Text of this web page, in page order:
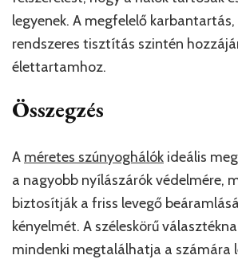
legyenek. A megfelelő
rendszeres tisztítás szintén
élettartamhoz.
Összegzés
A méretes szúnyoghálók ideális
a nagyobb nyílászárók védelmére,
biztosítják a friss levegő
kényelmét. A széleskörű
mindenki megtalálhatja a számára